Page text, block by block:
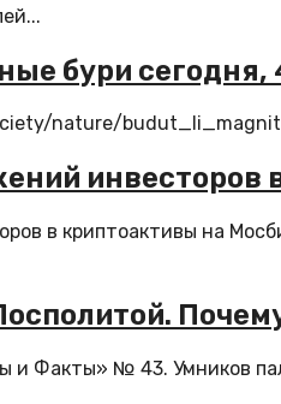
бури сегодня,
nature/
инвесторов
в криптоактивы на
и Факты» № 43. Умников